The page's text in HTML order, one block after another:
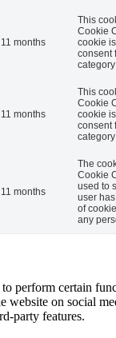
11 months
This
Cookie
cookie
consent
11 months
This
Cookie
cookie
consent
11 months
The
Cookie
used to
user
of
any
perform certain
website on social
party features.